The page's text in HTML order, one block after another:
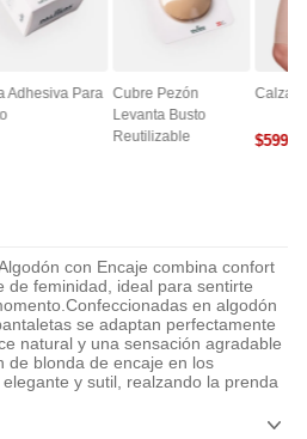
Adhesiva Para Cubre Pezón
Levanta Busto
Reutilizable
Calza
$5990
con Encaje combina confort
de feminidad, ideal para sentirte
en algodón
se adaptan perfectamente
natural y una sensación agradable
de blonda de encaje en los
y sutil, realzando la prenda